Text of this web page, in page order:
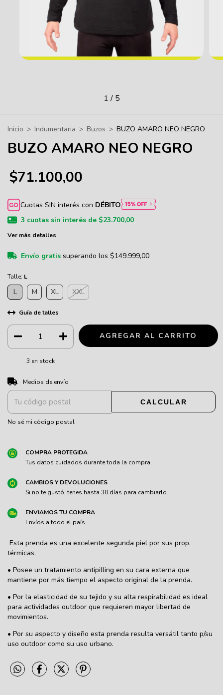
1/ 5
Inicio > Indumentaria > Buzos > BUZO AMARO NEO NEGRO
BUZO AMARO NEO NEGRO
$71.100,00
Cuotas SIN interés con DÉBITO
3 cuotas sin interés de $23.700,00
Ver más detalles
Envío gratis superando los $149.999,00
Talle: L
L M XL XXL
Guía de talles
3 en stock
Entregas para el CP:
Medios de envío
CALCULAR
No sé mi código postal
COMPRA PROTEGIDA
Tus datos cuidados durante toda la compra.
CAMBIOS Y DEVOLUCIONES
Si no te gustó, tenes hasta 30 días para cambiarlo.
ENVIAMOS TU COMPRA
Envíos a todo el país.
Esta prenda es una excelente segunda piel por sus prop.
térmicas.
• Posee un tratamiento antipilling en su cara externa que
mantiene por más tiempo el aspecto original de la prenda.
• Por la elasticidad de su tejido y su alta respirabilidad es ideal
para actividades outdoor que requieren mayor libertad de
movimientos.
• Por su aspecto y diseño esta prenda resulta versátil tanto p/su
uso outdoor como su uso urbano.